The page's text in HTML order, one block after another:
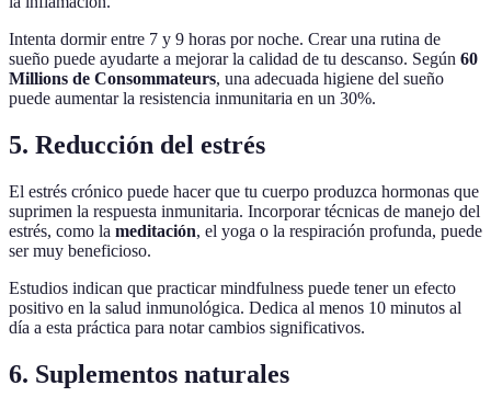
Intenta dormir entre 7 y 9 horas por noche. Crear una rutina de
sueño puede ayudarte a mejorar la calidad de tu descanso. Según 60
Millions de Consommateurs, una adecuada higiene del sueño
puede aumentar la resistencia inmunitaria en un 30%.
5. Reducción del estrés
El estrés crónico puede hacer que tu cuerpo produzca hormonas que
suprimen la respuesta inmunitaria. Incorporar técnicas de manejo del
estrés, como la meditación, el yoga o la respiración profunda, puede
ser muy beneficioso.
Estudios indican que practicar mindfulness puede tener un efecto
positivo en la salud inmunológica. Dedica al menos 10 minutos al
día a esta práctica para notar cambios significativos.
6. Suplementos naturales